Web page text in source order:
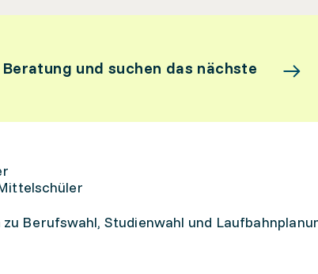
und suchen das nächste
Berufswahl, Studienwahl und